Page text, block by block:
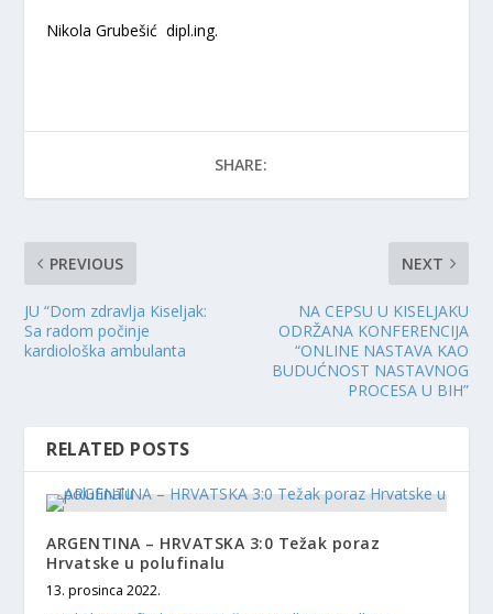
Nikola Grubešić dipl.ing.
SHARE:
PREVIOUS
JU “Dom zdravlja Kiseljak:
Sa radom počinje
kardiološka ambulanta
NEXT
NA CEPSU U KISELJAKU
ODRŽANA KONFERENCIJA
“ONLINE NASTAVA KAO
BUDUĆNOST NASTAVNOG
PROCESA U BIH”
RELATED POSTS
ARGENTINA – HRVATSKA 3:0 Težak poraz
Hrvatske u polufinalu
13. prosinca 2022.